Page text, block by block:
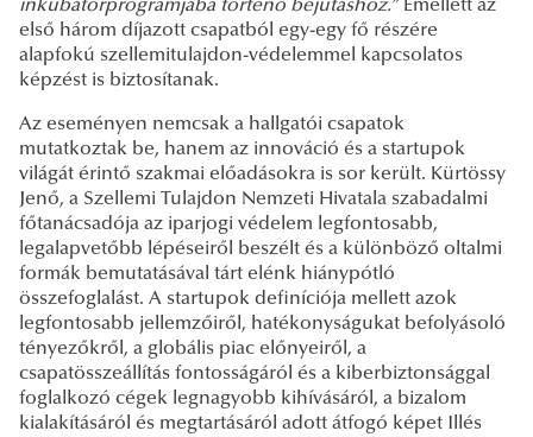
inkubátorprogramjába történő bejutáshoz.” Emellett az
első három díjazott csapatból egy-egy fő részére
alapfokú szellemitulajdon-védelemmel kapcsolatos
képzést is biztosítanak.
Az eseményen nemcsak a hallgatói csapatok
mutatkoztak be, hanem az innováció és a startupok
világát érintő szakmai előadásokra is sor került. Kürtössy
Jenő, a Szellemi Tulajdon Nemzeti Hivatala szabadalmi
főtanácsadója az iparjogi védelem legfontosabb,
legalapvetőbb lépéseiről beszélt és a különböző oltalmi
formák bemutatásával tárt elénk hiánypótló
összefoglalást. A startupok definíciója mellett azok
legfontosabb jellemzőiről, hatékonyságukat befolyásoló
tényezőkről, a globális piac előnyeiről, a
csapatösszeállítás fontosságáról és a kiberbiztonsággal
foglalkozó cégek legnagyobb kihívásáról, a bizalom
kialakításáról és megtartásáról adott átfogó képet Illés